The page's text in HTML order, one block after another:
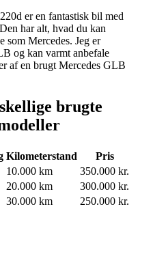
er en fantastisk bil med
har alt, hvad du kan
som Mercedes. Jeg er
og kan varmt anbefale
af en brugt Mercedes GLB
brugte
Kilometerstand
Pris
10.000 km
350.000 kr.
20.000 km
300.000 kr.
30.000 km 250.000 kr.